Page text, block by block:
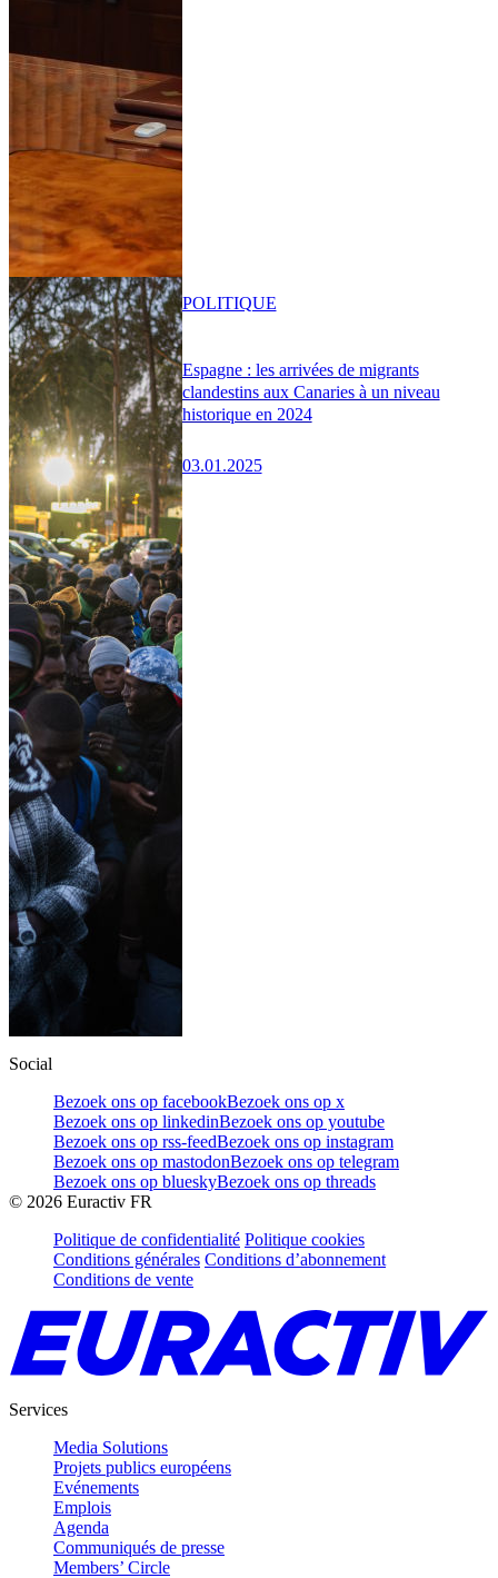
Espagne : les arrivées de migrants
clandestins aux Canaries à un niveau
historique en 2024
03.01.2025
POLITIQUE
Social
Bezoek ons op facebookBezoek ons op x
Bezoek ons op linkedinBezoek ons op youtube
Bezoek ons op rss-feedBezoek ons op instagram
Bezoek ons op mastodonBezoek ons op telegram
Bezoek ons op blueskyBezoek ons op threads
© 2026 Euractiv FR
Politique de confidentialité Politique cookies
Conditions générales Conditions d’abonnement
Conditions de vente
Services
Media Solutions
Projets publics européens
Evénements
Emplois
Agenda
Communiqués de presse
Members’ Circle